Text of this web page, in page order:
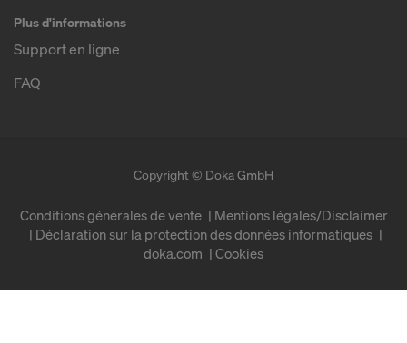
Plus d'informations
Support en ligne
FAQ
Copyright © Doka GmbH
Conditions générales de vente
Mentions légales/Disclaimer
Déclaration sur la protection des données informatiques
doka.com
Cookies